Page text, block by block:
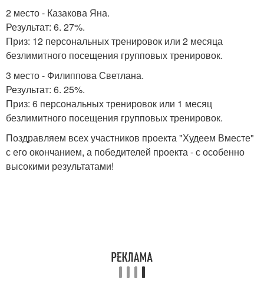
2 место - Казакова Яна.
Результат: 6. 27%.
Приз: 12 персональных тренировок или 2 месяца
безлимитного посещения групповых тренировок.
3 место - Филиппова Светлана.
Результат: 6. 25%.
Приз: 6 персональных тренировок или 1 месяц
безлимитного посещения групповых тренировок.
Поздравляем всех участников проекта "Худеем Вместе"
с его окончанием, а победителей проекта - с особенно
высокими результатами!